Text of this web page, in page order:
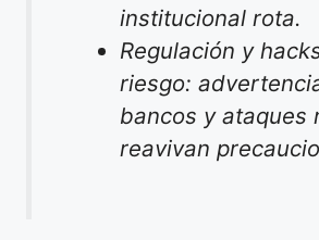
institucional rota.
Regulación y
riesgo:
bancos y ataques
reavivan